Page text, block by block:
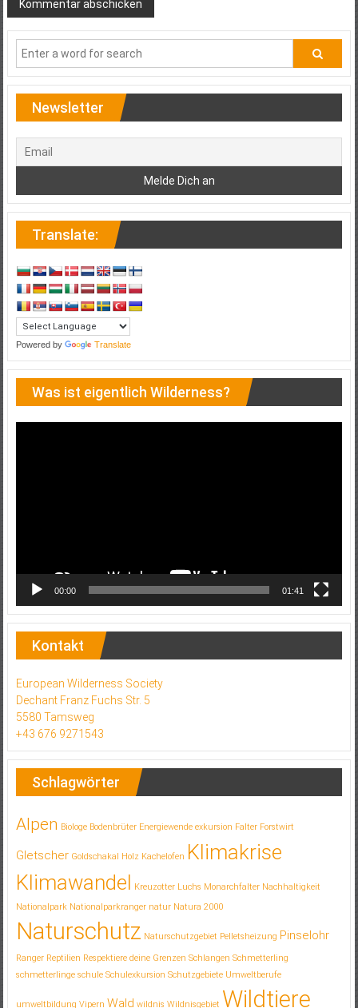
Newsletter
Translate:
Powered by Translate
Was ist eigentlich Wilderness?
00:00 01:41
Kontakt
European Wilderness Society
Dechant Franz Fuchs Str. 5
5580 Tamsweg
+43 676 9271543
Schlagwörter
Alpen Biologe Bodenbrüter Energiewende exkursion Falter Forstwirt
Gletscher Goldschakal Holz Kachelofen Klimakrise
Klimawandel Kreuzotter Luchs Monarchfalter Nachhaltigkeit
Nationalpark Nationalparkranger natur Natura 2000
Naturschutz Naturschutzgebiet Pelletsheizung Pinselohr
Ranger Reptilien Respektiere deine Grenzen Schlangen Schmetterling
schmetterlinge schule Schulexkursion Schutzgebiete Umweltberufe
umweltbildung Vipern Wald wildnis Wildnisgebiet Wildtiere